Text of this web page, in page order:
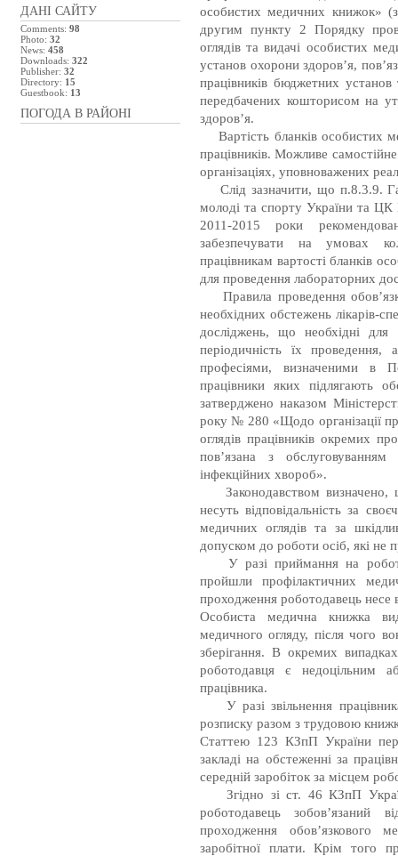
ДАНІ САЙТУ
Comments: 98
Photo: 32
News: 458
Downloads: 322
Publisher: 32
Directory: 15
Guestbook: 13
ПОГОДА В РАЙОНІ
особистих медичних книжок»
другим пункту 2 Порядку
оглядів та видачі особистих
установ охорони здоров’я,
працівників бюджетних
передбачених кошторисом на
здоров’я.
Вартість бланків особистих
працівників. Можливе
організаціях, уповноважених
Слід зазначити, що п.8.3.9.
молоді та спорту України та ЦК
2011-2015 роки
забезпечувати на умовах
працівникам вартості бланків
для проведення лабораторних
Правила проведення
необхідних обстежень лікарів-
досліджень, що необхідні для
періодичність їх
професіями, визначеними в
працівники яких підлягають
затверджено наказом
року № 280 «Щодо організації
оглядів працівників окремих
пов’язана з
інфекційних хвороб».
Законодавством визначено,
несуть відповідальність за
медичних оглядів та за
допуском до роботи осіб, які не
У разі приймання на
пройшли профілактичних
проходження роботодавець несе
Особиста медична книжка
медичного огляду, після чого
зберігання. В окремих
роботодавця є недоцільним
працівника.
У разі звільнення
розписку разом з трудовою
Статтею 123 КЗпП України
закладі на обстеженні за
середній заробіток за місцем
Згідно зі ст. 46 КЗпП
роботодавець зобов’язаний
проходження обов’язкового
заробітної плати. Крім того